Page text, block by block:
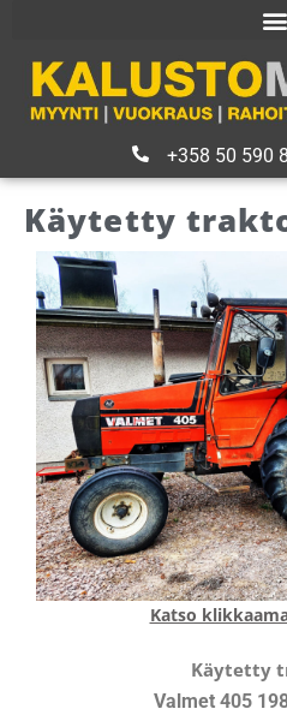
+358 50 590
Käytetty
Katso
Käytetty
Valmet 405